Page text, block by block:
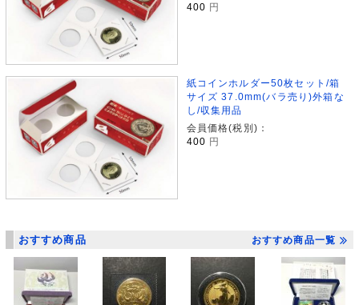
400 円
紙コインホルダー50枚セット/箱
サイズ 37.0mm(バラ売り)外箱な
し/収集用品
会員価格(税別)：
400 円
おすすめ商品 おすすめ商品一覧